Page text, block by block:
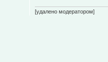
[удалено модератором]